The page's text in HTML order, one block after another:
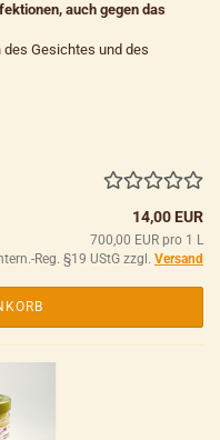
auch gegen das
Gesichtes und des
14,00 EUR
700,00 EUR pro 1 L
Reg. §19 UStG zzgl. Versand